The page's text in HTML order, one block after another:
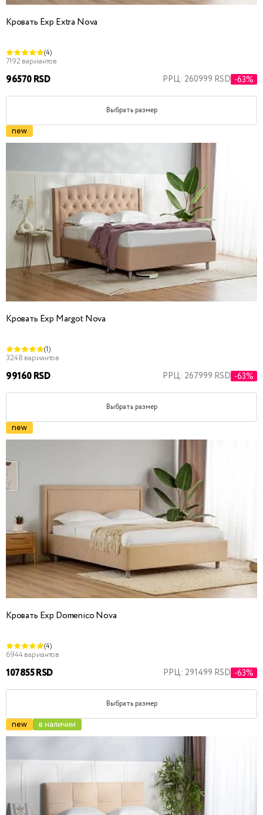
Кровать Exp Extra Nova
(4)
7192 вариантов
96570 RSD РРЦ: 260999 RSD -63%
Выбрать размер
new
Кровать Exp Margot Nova
(1)
3248 вариантов
99160 RSD РРЦ: 267999 RSD -63%
Выбрать размер
new
Кровать Exp Domenico Nova
(4)
6944 вариантов
107855 RSD РРЦ: 291499 RSD -63%
Выбрать размер
new в наличии